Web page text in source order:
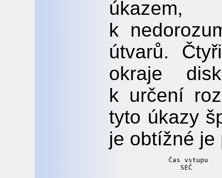
k
útvarů.
okraje
k určení
tyto úkazy
je obtížné je
Čas vstupu
SEČ